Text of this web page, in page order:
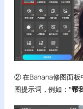
② 在Banana修图面板
图提示词，例如： “帮